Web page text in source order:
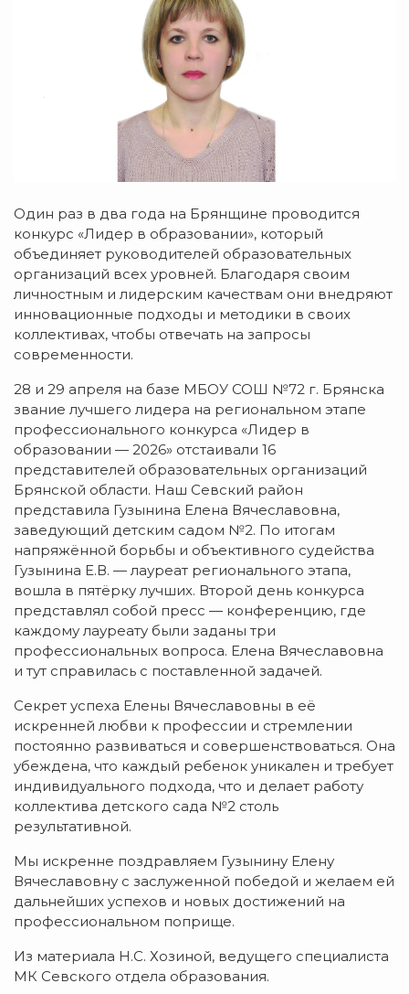
Один раз в два года на Брянщине проводится
конкурс «Лидер в образовании», который
объединяет руководителей образовательных
организаций всех уровней. Благодаря своим
личностным и лидерским качествам они внедряют
инновационные подходы и методики в своих
коллективах, чтобы отвечать на запросы
современности.
28 и 29 апреля на базе МБОУ СОШ №72 г. Брянска
звание лучшего лидера на региональном этапе
профессионального конкурса «Лидер в
образовании — 2026» отстаивали 16
представителей образовательных организаций
Брянской области. Наш Севский район
представила Гузынина Елена Вячеславовна,
заведующий детским садом №2. По итогам
напряжённой борьбы и объективного судейства
Гузынина Е.В. — лауреат регионального этапа,
вошла в пятёрку лучших. Второй день конкурса
представлял собой пресс — конференцию, где
каждому лауреату были заданы три
профессиональных вопроса. Елена Вячеславовна
и тут справилась с поставленной задачей.
Секрет успеха Елены Вячеславовны в её
искренней любви к профессии и стремлении
постоянно развиваться и совершенствоваться. Она
убеждена, что каждый ребенок уникален и требует
индивидуального подхода, что и делает работу
коллектива детского сада №2 столь
результативной.
Мы искренне поздравляем Гузынину Елену
Вячеславовну с заслуженной победой и желаем ей
дальнейших успехов и новых достижений на
профессиональном поприще.
Из материала Н.С. Хозиной, ведущего специалиста
МК Севского отдела образования.